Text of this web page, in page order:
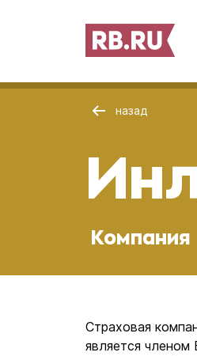
назад
Компания
Страховая
является